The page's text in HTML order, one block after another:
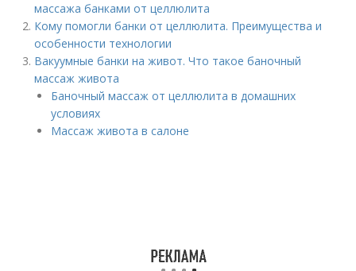
массажа банками от целлюлита
Кому помогли банки от целлюлита. Преимущества и
особенности технологии
Вакуумные банки на живот. Что такое баночный
массаж живота
Баночный массаж от целлюлита в домашних
условиях
Массаж живота в салоне